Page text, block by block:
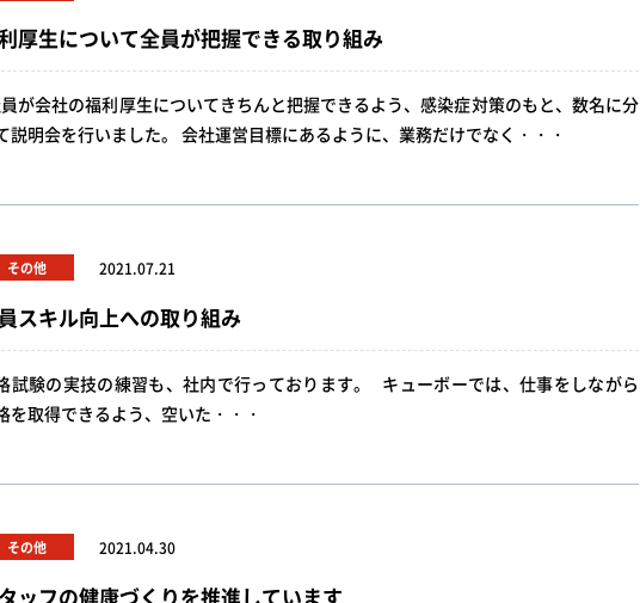
厚生について全員が把握できる取り組み
が会社の福利厚生についてきちんと把握できるよう、感染症対策のもと、数名に分
説明会を行いました。 会社運営目標にあるように、業務だけでなく・・・
その他 2021.07.21
スキル向上への取り組み
試験の実技の練習も、社内で行っております。 キューボーでは、仕事をしながら
を取得できるよう、空いた・・・
その他 2021.04.30
ッフの健康づくりを推進しています